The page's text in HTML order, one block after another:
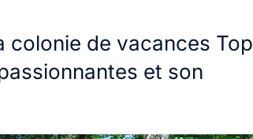
colonie de vacances Top
et son